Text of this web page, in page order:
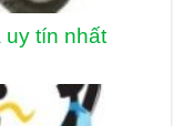
uy tín nhất